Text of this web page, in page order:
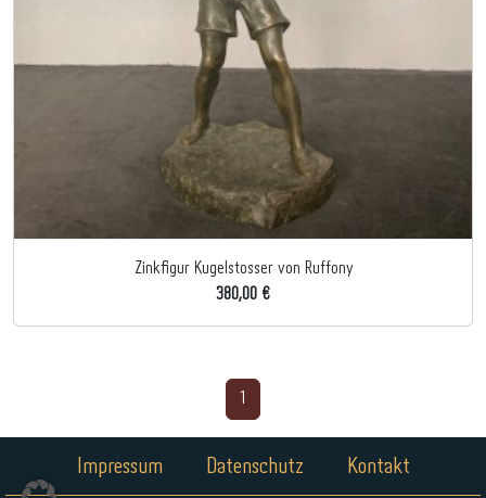
Zinkfigur Kugelstosser von Ruffony
380,00 €
Impressum Datenschutz Kontakt